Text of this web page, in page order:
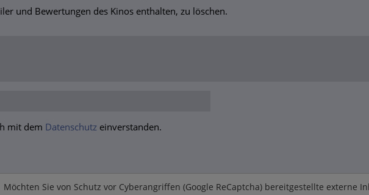
und Bewertungen des Kinos enthalten, zu löschen.
mit dem Datenschutz einverstanden.
Möchten Sie von Schutz vor Cyberangriffen (Google ReCaptcha)bereitgestellte externe